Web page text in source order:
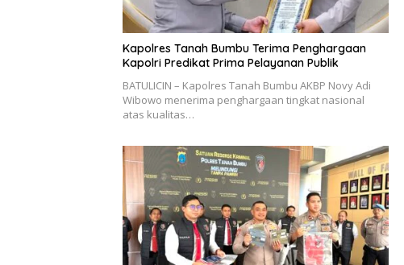
Kapolres Tanah Bumbu Terima Penghargaan
Kapolri Predikat Prima Pelayanan Publik
BATULICIN – Kapolres Tanah Bumbu AKBP Novy Adi
Wibowo menerima penghargaan tingkat nasional
atas kualitas…